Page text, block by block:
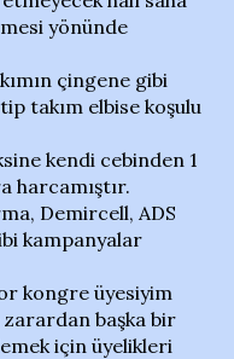
yönünde
çingene gibi
takım elbise koşulu
kendi cebinden 1
harcamıştır.
Demircell, ADS
kampanyalar
kongre üyesiyim
zarardan başka bir
için üyelikleri